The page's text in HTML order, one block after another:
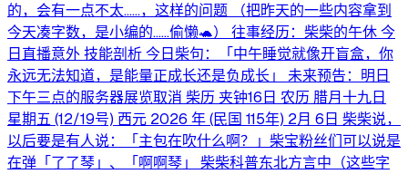
的，会有一点不太……，这样的问题 （把昨天的一些内容拿到
今天凑字数，是小编的……偷懒🐢） 往事经历：柴柴的午休 今
日直播意外 技能剖析 今日柴句：「中午睡觉就像开盲盒，你
永远无法知道，是能量正成长还是负成长」 未来预告：明日
下午三点的服务器展览取消 柴历 夹钟16日 农历 腊月十九日
星期五 (12/19号) 西元 2026 年 (民国 115年) 2月 6日 柴柴说，
以后要是有人说：「主包在吹什么啊？」柴宝粉丝们可以说是
在弹「了了琴」、「啊啊琴」 柴柴科普东北方言中（这些字